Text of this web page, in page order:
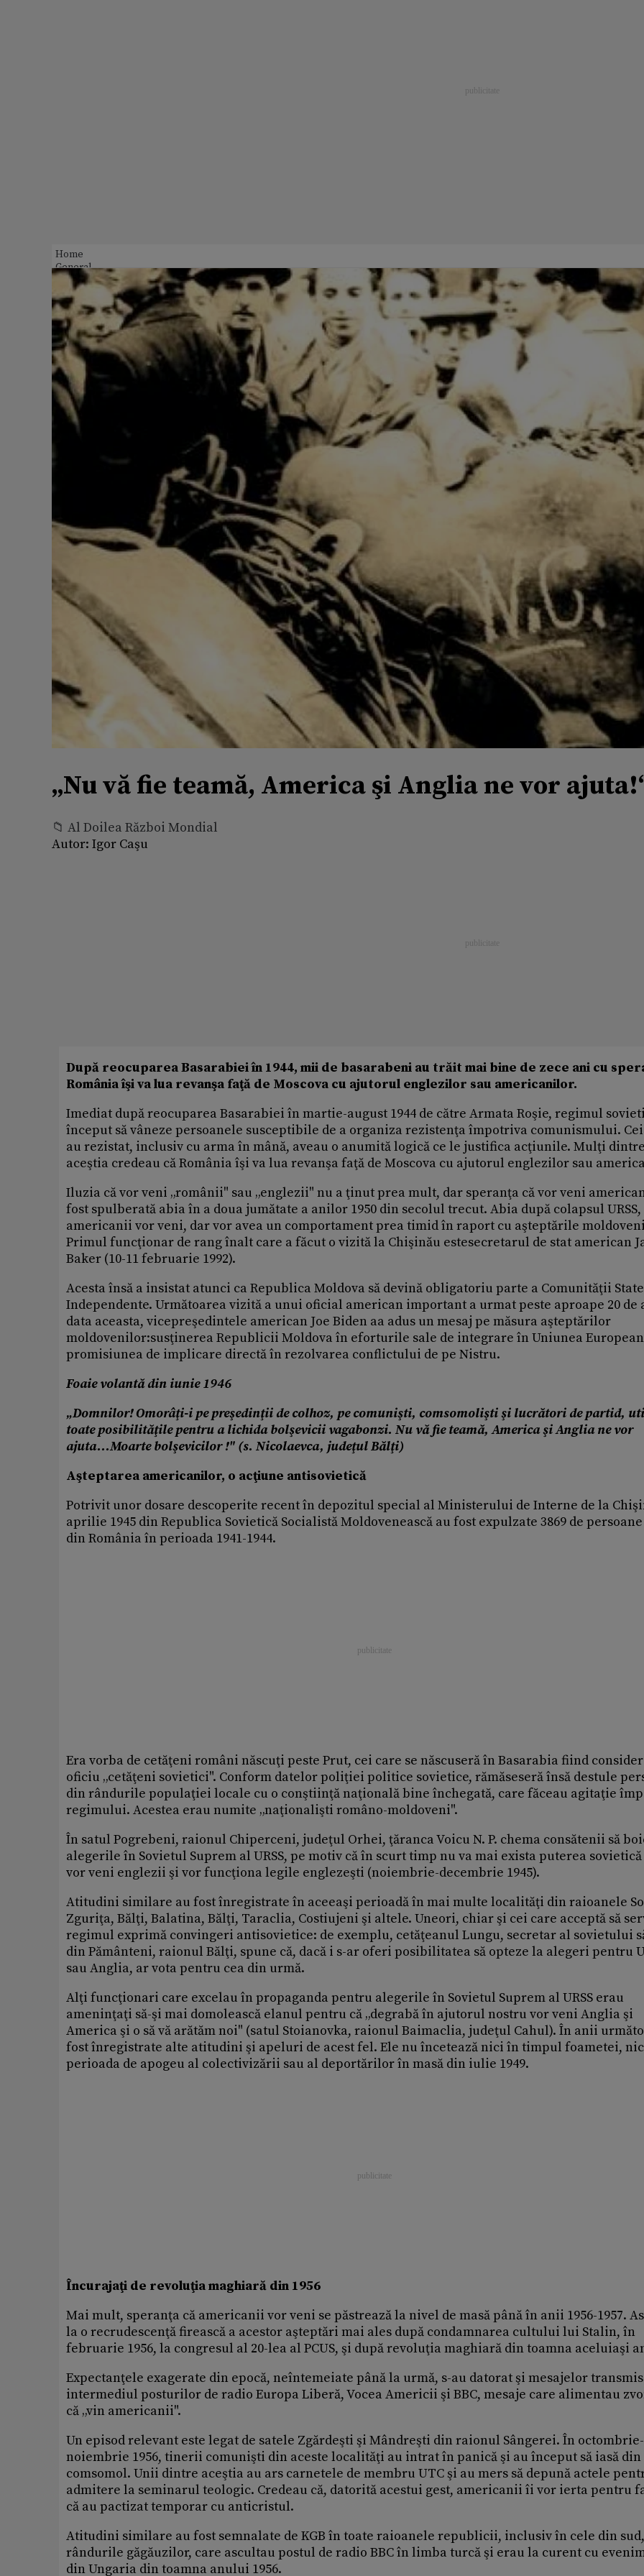
Home
General
„Nu vă fie teamă, America şi Anglia ne vor
📁 Al Doilea Război Mondial
Autor: Igor Caşu
După reocuparea Basarabiei în 1944, mii de basarabeni au trăit mai bine de zece ani cu
România îşi va lua revanşa faţă de Moscova cu ajutorul englezilor sau americanilor.
Imediat după reocuparea Basarabiei în martie-august 1944 de către Armata Roşie, regimul
început să vâneze persoanele susceptibile de a organiza rezistenţa împotriva comunismului.
au rezistat, inclusiv cu arma în mână, aveau o anumită logică ce le justifica acţiunile. Mulţi
aceştia credeau că România îşi va lua revanşa faţă de Moscova cu ajutorul englezilor sau
Iluzia că vor veni „românii" sau „englezii" nu a ţinut prea mult, dar speranţa că vor veni
fost spulberată abia în a doua jumătate a anilor 1950 din secolul trecut. Abia după colapsul URSS,
americanii vor veni, dar vor avea un comportament prea timid în raport cu aşteptările
Primul funcţionar de rang înalt care a făcut o vizită la Chişinău estesecretarul de stat american
Baker (10-11 februarie 1992).
Acesta însă a insistat atunci ca Republica Moldova să devină obligatoriu parte a Comunităţii
Independente. Următoarea vizită a unui oficial american important a urmat peste aproape 20 de
data aceasta, vicepreşedintele american Joe Biden aa adus un mesaj pe măsura aşteptărilor
moldovenilor:susţinerea Republicii Moldova în eforturile sale de integrare în Uniunea
promisiunea de implicare directă în rezolvarea conflictului de pe Nistru.
Foaie volantă din iunie 1946
„Domnilor! Omorâţi-i pe preşedinţii de colhoz, pe comunişti, comsomolişti şi lucrători de partid,
toate posibilităţile pentru a lichida bolşevicii vagabonzi. Nu vă fie teamă, America şi Anglia ne vor
ajuta...Moarte bolşevicilor !" (s. Nicolaevca, judeţul Bălţi)
Aşteptarea americanilor, o acţiune antisovietică
Potrivit unor dosare descoperite recent în depozitul special al Ministerului de Interne de la
aprilie 1945 din Republica Sovietică Socialistă Moldovenească au fost expulzate 3869 de
din România în perioada 1941-1944.
Era vorba de cetăţeni români născuţi peste Prut, cei care se născuseră în Basarabia fiind
oficiu „cetăţeni sovietici". Conform datelor poliţiei politice sovietice, rămăseseră însă destule
din rândurile populaţiei locale cu o conştiinţă naţională bine închegată, care făceau agitaţie
regimului. Acestea erau numite „naţionalişti româno-moldoveni".
În satul Pogrebeni, raionul Chiperceni, judeţul Orhei, ţăranca Voicu N. P. chema consătenii să
alegerile în Sovietul Suprem al URSS, pe motiv că în scurt timp nu va mai exista puterea sovietică
vor veni englezii şi vor funcţiona legile englezeşti (noiembrie-decembrie 1945).
Atitudini similare au fost înregistrate în aceeaşi perioadă în mai multe localităţi din raioanele
Zguriţa, Bălţi, Balatina, Bălţi, Taraclia, Costiujeni şi altele. Uneori, chiar şi cei care acceptă să
regimul exprimă convingeri antisovietice: de exemplu, cetăţeanul Lungu, secretar al sovietului
din Pământeni, raionul Bălţi, spune că, dacă i s-ar oferi posibilitatea să opteze la alegeri pentru
sau Anglia, ar vota pentru cea din urmă.
Alţi funcţionari care excelau în propaganda pentru alegerile în Sovietul Suprem al URSS erau
ameninţaţi să-şi mai domolească elanul pentru că „degrabă în ajutorul nostru vor veni Anglia şi
America şi o să vă arătăm noi" (satul Stoianovka, raionul Baimaclia, judeţul Cahul). În anii
fost înregistrate alte atitudini şi apeluri de acest fel. Ele nu încetează nici în timpul foametei,
perioada de apogeu al colectivizării sau al deportărilor în masă din iulie 1949.
Încurajaţi de revoluţia maghiară din 1956
Mai mult, speranţa că americanii vor veni se păstrează la nivel de masă până în anii 1956-1957.
la o recrudescenţă firească a acestor aşteptări mai ales după condamnarea cultului lui Stalin, în
februarie 1956, la congresul al 20-lea al PCUS, şi după revoluţia maghiară din toamna aceluiaşi
Expectanţele exagerate din epocă, neîntemeiate până la urmă, s-au datorat şi mesajelor
intermediul posturilor de radio Europa Liberă, Vocea Americii şi BBC, mesaje care alimentau
că „vin americanii".
Un episod relevant este legat de satele Zgărdeşti şi Mândreşti din raionul Sângerei. În octombrie-
noiembrie 1956, tinerii comunişti din aceste localităţi au intrat în panică şi au început să iasă din
comsomol. Unii dintre aceştia au ars carnetele de membru UTC şi au mers să depună actele
admitere la seminarul teologic. Credeau că, datorită acestui gest, americanii îi vor ierta pentru
că au pactizat temporar cu anticristul.
Atitudini similare au fost semnalate de KGB în toate raioanele republicii, inclusiv în cele din
rândurile găgăuzilor, care ascultau postul de radio BBC în limba turcă şi erau la curent cu
din Ungaria din toamna anului 1956.